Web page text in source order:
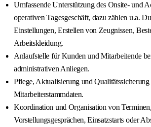
Umfassende Unterstützung des Onsite- und
operativen Tagesgeschäft, dazu zählen u.a.
Einstellungen, Erstellen von Zeugnissen,
Arbeitskleidung.
Anlaufstelle für Kunden und Mitarbeitende
administrativen Anliegen.
Pflege, Aktualisierung und
Mitarbeiterstammdaten.
Koordination und Organisation von
Vorstellungsgesprächen, Einsatzstarts oder